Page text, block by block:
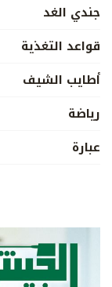
جندي الغد
قواعد التغذية
أطايب الشيف
رياضة
عبارة